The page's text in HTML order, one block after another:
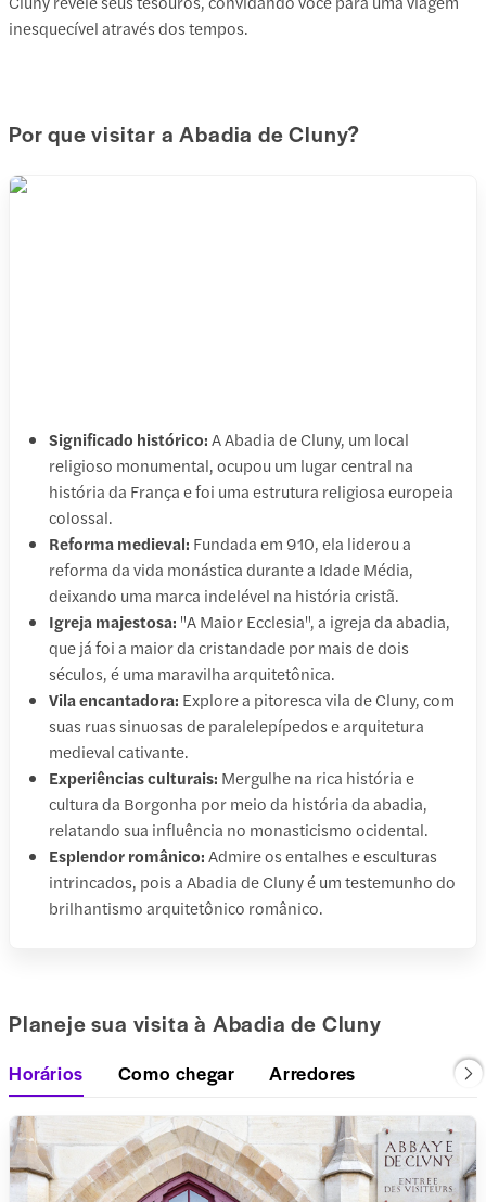
inesquecível através dos tempos.
Por que visitar a Abadia de Cluny?
Significado histórico:A Abadia de Cluny, um local
religioso monumental, ocupou um lugar central na
história da França e foi uma estrutura religiosa europeia
colossal.
Reforma medieval: Fundada em 910, ela liderou a
reforma da vida monástica durante a Idade Média,
deixando uma marca indelével na história cristã.
Igreja majestosa: "A Maior Ecclesia", a igreja da abadia,
que já foi a maior da cristandade por mais de dois
séculos, é uma maravilha arquitetônica.
Vila encantadora: Explore a pitoresca vila de Cluny, com
suas ruas sinuosas de paralelepípedos e arquitetura
medieval cativante.
Experiências culturais: Mergulhe na rica história e
cultura da Borgonha por meio da história da abadia,
relatando sua influência no monasticismo ocidental.
Esplendor românico:Admire os entalhes e esculturas
intrincados, pois a Abadia de Cluny é um testemunho do
brilhantismo arquitetônico românico.
Planeje sua visita à Abadia de Cluny
Horários Como chegar Arredores